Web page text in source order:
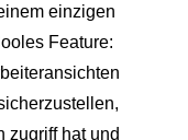
einzigen
Feature:
zugriff hat und